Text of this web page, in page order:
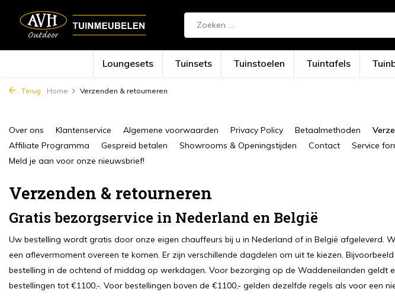
Loungesets Tuinsets Tuinstoelen Tuintafels
Terug Home Verzenden & retourneren
Over ons Klantenservice Algemene voorwaarden Privacy Policy Betaalmethoden
Affiliate Programma
Gespreid betalen Showrooms & Openingstijden Contact Service
Meld je aan voor onze nieuwsbrief!
Verzenden & retourneren
Gratis bezorgservice in Nederland en België
Uw bestelling wordt gratis door onze eigen chauffeurs bij u in Nederland of in België afgeleverd.
een aflevermoment overeen te komen. Er zijn verschillende dagdelen om uit te kiezen.
bestelling in de ochtend of middag op werkdagen. Voor bezorging op de Waddeneilanden geldt
bestellingen tot €1100,-. Voor bestellingen boven de €1100,- gelden dezelfde regels als voor een